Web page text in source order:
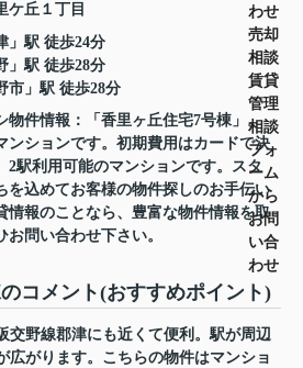
わせ
売却
相談
賃貸
管理
相談
フォ
ーム
から
お問
い合
わせ
ケ丘 １丁目
」駅 徒歩24分
」駅 徒歩28分
市 」駅 徒歩28分
物件情報：「香里ヶ丘住宅7号棟」。
ンションです。初期費用はカードで決
2駅利用可能のマンションです。スタ
を込めてお客様の物件探しのお手伝い
情報のことなら、豊富な物件情報を取
お問い合わせ下さい。
コメント(おすすめポイント)
交野線郡津にも近くて便利。駅が周辺
広がります。こちらの物件はマンショ